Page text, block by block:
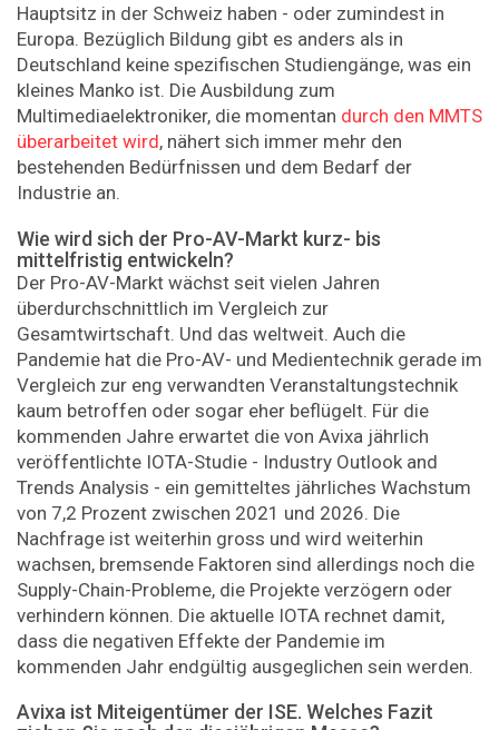
Hauptsitz in der Schweiz haben - oder zumindest in
Europa. Bezüglich Bildung gibt es anders als in
Deutschland keine spezifischen Studiengänge, was ein
kleines Manko ist. Die Ausbildung zum
Multimediaelektroniker, die momentan durch den MMTS
überarbeitet wird, nähert sich immer mehr den
bestehenden Bedürfnissen und dem Bedarf der
Industrie an.
Wie wird sich der Pro-AV-Markt kurz- bis
mittelfristig entwickeln?
Der Pro-AV-Markt wächst seit vielen Jahren
überdurchschnittlich im Vergleich zur
Gesamtwirtschaft. Und das weltweit. Auch die
Pandemie hat die Pro-AV- und Medientechnik gerade im
Vergleich zur eng verwandten Veranstaltungstechnik
kaum betroffen oder sogar eher beflügelt. Für die
kommenden Jahre erwartet die von Avixa jährlich
veröffentlichte IOTA-Studie - Industry Outlook and
Trends Analysis - ein gemitteltes jährliches Wachstum
von 7,2 Prozent zwischen 2021 und 2026. Die
Nachfrage ist weiterhin gross und wird weiterhin
wachsen, bremsende Faktoren sind allerdings noch die
Supply-Chain-Probleme, die Projekte verzögern oder
verhindern können. Die aktuelle IOTA rechnet damit,
dass die negativen Effekte der Pandemie im
kommenden Jahr endgültig ausgeglichen sein werden.
Avixa ist Miteigentümer der ISE. Welches Fazit